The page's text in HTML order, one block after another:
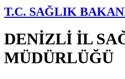
T.C. SAĞLIK
DENİZLİ İL
MÜDÜRLÜĞÜ